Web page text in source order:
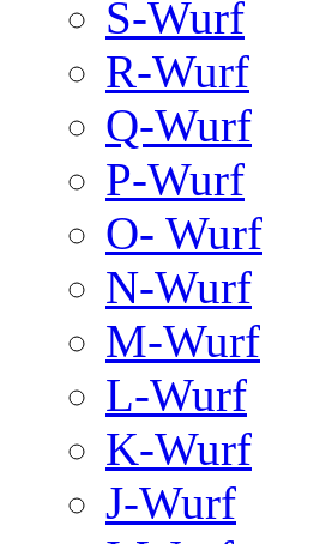
S-Wurf
R-Wurf
Q-Wurf
P-Wurf
O- Wurf
N-Wurf
M-Wurf
L-Wurf
K-Wurf
J-Wurf